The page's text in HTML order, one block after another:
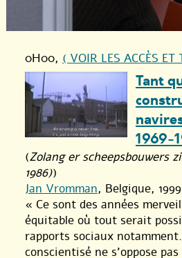
0H00, ( VOIR LES ACCÈS ET
Tant
1969-
(Zolang er scheepsbouwers
1986))
Jan Vromman, Belgique, 1999
« Ce sont des années
équitable où tout serait
rapports sociaux
conscientisé ne s’oppose